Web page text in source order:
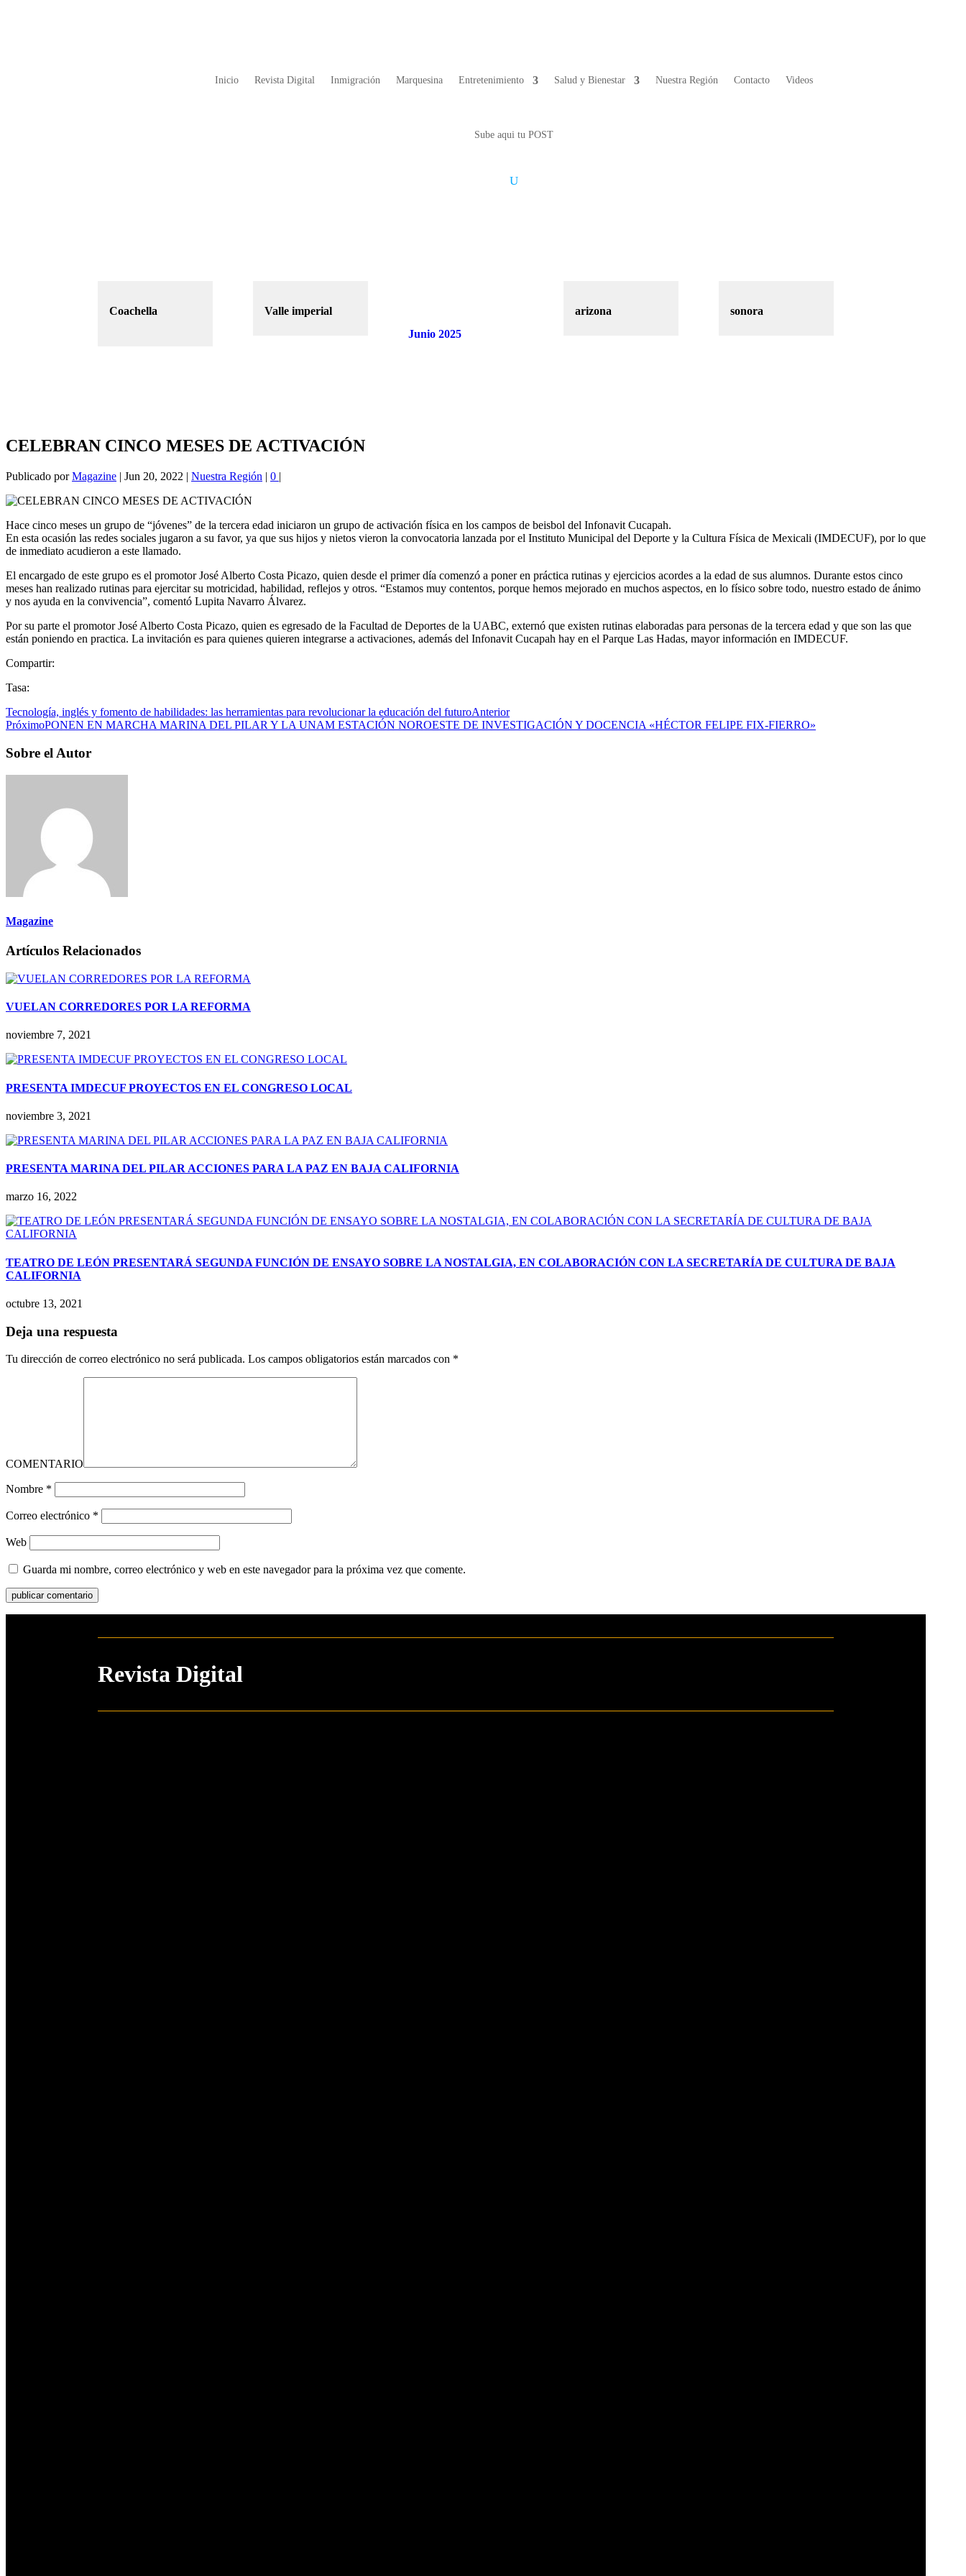
Inicio Revista Digital Inmigración Marquesina Entretenimiento Salud y Bienestar Nuestra Región Contacto Videos
Sube aqui tu POST
Coachella
Valle imperial
Junio 2025
arizona sonora
CELEBRAN CINCO MESES DE ACTIVACIÓN
Publicado porMagazine | Jun 20, 2022 | Nuestra Región | 0 |
Hace cinco meses un grupo de “jóvenes” de la tercera edad iniciaron un grupo de activación física en los campos de beisbol del Infonavit Cucapah.
En esta ocasión las redes sociales jugaron a su favor, ya que sus hijos y nietos vieron la convocatoria lanzada por el Instituto Municipal del Deporte y la Cultura Física de Mexicali (IMDECUF), por lo que
de inmediato acudieron a este llamado.
El encargado de este grupo es el promotor José Alberto Costa Picazo, quien desde el primer día comenzó a poner en práctica rutinas y ejercicios acordes a la edad de sus alumnos. Durante estos cinco
meses han realizado rutinas para ejercitar su motricidad, habilidad, reflejos y otros. “Estamos muy contentos, porque hemos mejorado en muchos aspectos, en lo físico sobre todo, nuestro estado de ánimo
y nos ayuda en la convivencia”, comentó Lupita Navarro Álvarez.
Por su parte el promotor José Alberto Costa Picazo, quien es egresado de la Facultad de Deportes de la UABC, externó que existen rutinas elaboradas para personas de la tercera edad y que son las que
están poniendo en practica. La invitación es para quienes quieren integrarse a activaciones, además del Infonavit Cucapah hay en el Parque Las Hadas, mayor información en IMDECUF.
Compartir:
Tasa:
Tecnología, inglés y fomento de habilidades: las herramientas para revolucionar la educación del futuroAnterior
PróximoPONEN EN MARCHA MARINA DEL PILAR Y LA UNAM ESTACIÓN NOROESTE DE INVESTIGACIÓN Y DOCENCIA «HÉCTOR FELIPE FIX-FIERRO»
Sobre el Autor
Magazine
Artículos Relacionados
VUELAN CORREDORES POR LA REFORMA
noviembre 7, 2021
PRESENTA IMDECUF PROYECTOS EN EL CONGRESO LOCAL
noviembre 3, 2021
PRESENTA MARINA DEL PILAR ACCIONES PARA LA PAZ EN BAJA CALIFORNIA
marzo 16, 2022
TEATRO DE LEÓN PRESENTARÁ SEGUNDA FUNCIÓN DE ENSAYO SOBRE LA NOSTALGIA, EN COLABORACIÓN CON LA SECRETARÍA DE CULTURA DE BAJA
CALIFORNIA
octubre 13, 2021
Deja una respuesta
Tu dirección de correo electrónico no será publicada. Los campos obligatorios están marcados con *
COMENTARIO
Nombre *
Correo electrónico *
Web
Guarda mi nombre, correo electrónico y web en este navegador para la próxima vez que comente.
Revista Digital